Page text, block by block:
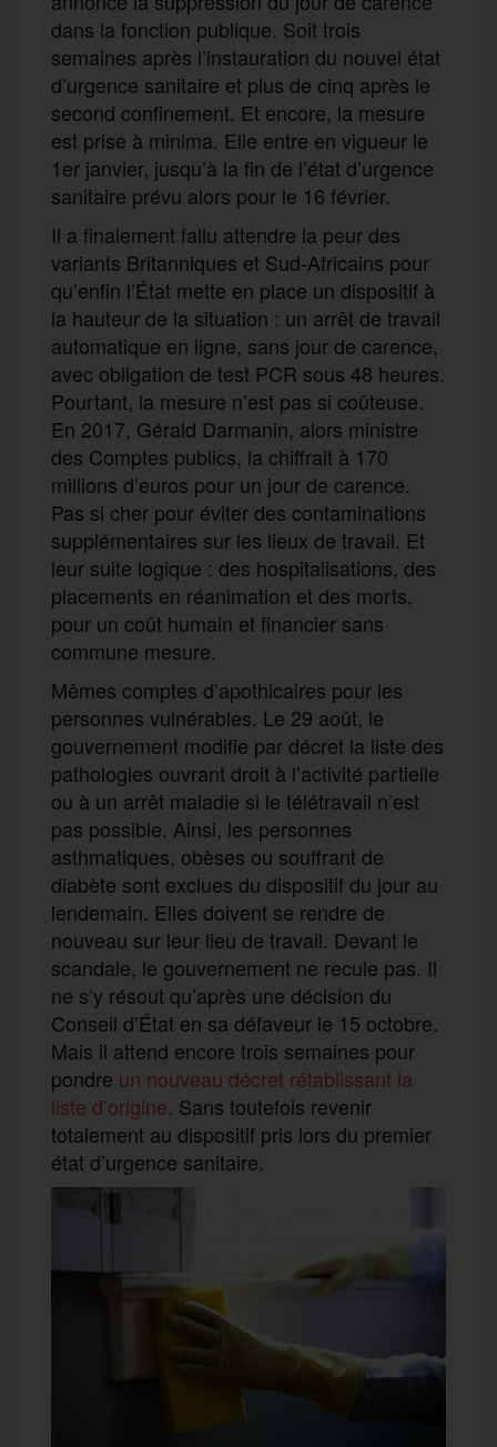
dans la fonction publique. Soit trois
semaines après l’instauration du nouvel état
d’urgence sanitaire et plus de cinq après le
second confinement. Et encore, la mesure
est prise à minima. Elle entre en vigueur le
1er janvier, jusqu’à la fin de l’état d’urgence
sanitaire prévu alors pour le 16 février.
Il a finalement fallu attendre la peur des
variants Britanniques et Sud-Africains pour
qu’enfin l’État mette en place un dispositif à
la hauteur de la situation : un arrêt de travail
automatique en ligne, sans jour de carence,
avec obligation de test PCR sous 48 heures.
Pourtant, la mesure n’est pas si coûteuse.
En 2017, Gérald Darmanin, alors ministre
des Comptes publics, la chiffrait à 170
millions d’euros pour un jour de carence.
Pas si cher pour éviter des contaminations
supplémentaires sur les lieux de travail. Et
leur suite logique : des hospitalisations, des
placements en réanimation et des morts,
pour un coût humain et financier sans
commune mesure.
Mêmes comptes d’apothicaires pour les
personnes vulnérables. Le 29 août, le
gouvernement modifie par décret la liste des
pathologies ouvrant droit à l’activité partielle
ou à un arrêt maladie si le télétravail n’est
pas possible. Ainsi, les personnes
asthmatiques, obèses ou souffrant de
diabète sont exclues du dispositif du jour au
lendemain. Elles doivent se rendre de
nouveau sur leur lieu de travail. Devant le
scandale, le gouvernement ne recule pas. Il
ne s’y résout qu’après une décision du
Conseil d’État en sa défaveur le 15 octobre.
Mais il attend encore trois semaines pour
pondre un nouveau décret rétablissant la
liste d’origine. Sans toutefois revenir
totalement au dispositif pris lors du premier
état d’urgence sanitaire.